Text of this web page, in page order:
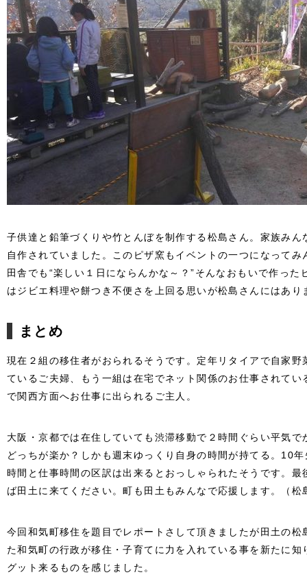
子供達と鉛筆づくりや竹とんぼを制作する松島さん。家族み
自作されていました。このピザ窯もイベントの一つになって
田舎でも“楽しい１日にならんかな～？”そんなおもいで作っ
はジビエ料理や餅つき不便さを上回る思いが松島さんにはあり
まとめ
現在２組の移住者がおられるそうです。定年リタイアで自家
ているご夫婦、もう一組は在宅でネット関係のお仕事されて
で関西方面へお仕事に出られるご主人。
大阪・京都では在住していても渋滞移動で２時間ぐらい平気
どっちが楽か？しかも週末ゆっくり自身の時間が持てる。10
時間と仕事時間の区訳は出来るとおっしゃられたそうです。
ば田土に来てください。町も田土もみんなで応援します。（松
今回和気町移住を題目でレポートさして頂きましたが田土の
た和気町の行政が移住・子育てに力を入れている事を新たに
グット来るものを感じました。